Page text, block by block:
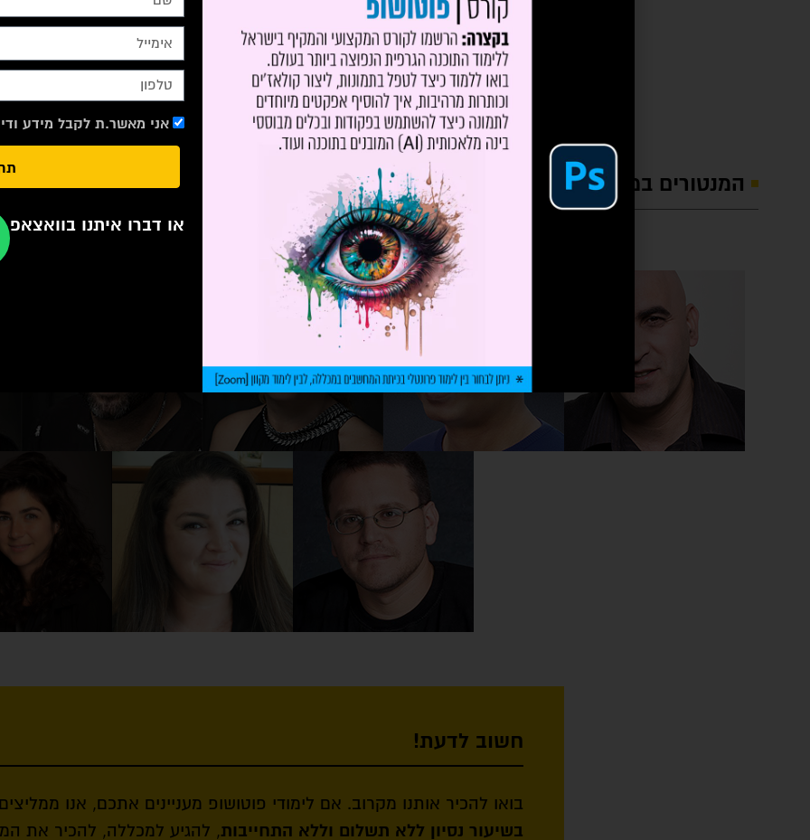
קיצורים, טיפים ושיטות עבודה יעילות
לקבלת הסילבוס המפורט
המנטורים במסלול:
חשוב לדעת!
בואו להכיר אותנו מקרוב. אם לימודי פוטושופ מעניינים אתכם, אנו
בשיעור נסיון ללא תשלום וללא התחייבות, להגיע למכללה, להכיר את
אני מאשר.ת לקבל מידע
או דברו איתנו בוואצאפ